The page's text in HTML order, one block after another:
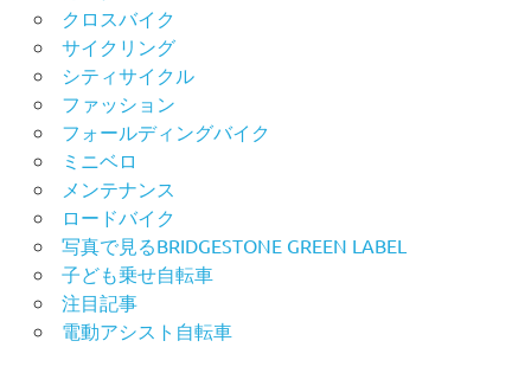
クロスバイク
サイクリング
シティサイクル
ファッション
フォールディングバイク
ミニベロ
メンテナンス
ロードバイク
写真で見るBRIDGESTONE GREEN LABEL
子ども乗せ自転車
注目記事
電動アシスト自転車